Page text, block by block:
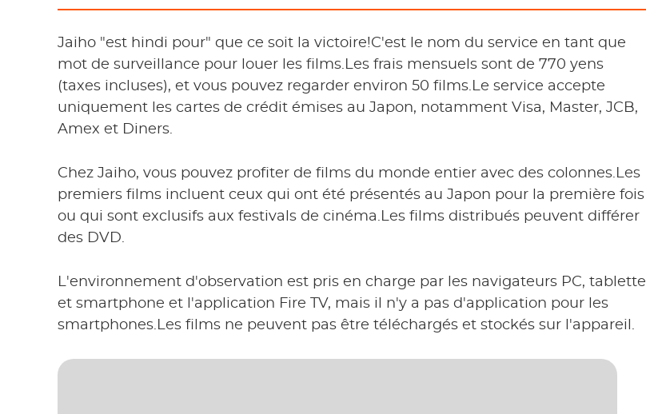
Jaiho "est hindi pour" que ce soit la victoire!C'est le nom du service en tant que
mot de surveillance pour louer les films.Les frais mensuels sont de 770 yens
(taxes incluses), et vous pouvez regarder environ 50 films.Le service accepte
uniquement les cartes de crédit émises au Japon, notamment Visa, Master, JCB,
Amex et Diners.
Chez Jaiho, vous pouvez profiter de films du monde entier avec des colonnes.Les
premiers films incluent ceux qui ont été présentés au Japon pour la première fois
ou qui sont exclusifs aux festivals de cinéma.Les films distribués peuvent différer
des DVD.
L'environnement d'observation est pris en charge par les navigateurs PC, tablette
et smartphone et l'application Fire TV, mais il n'y a pas d'application pour les
smartphones.Les films ne peuvent pas être téléchargés et stockés sur l'appareil.